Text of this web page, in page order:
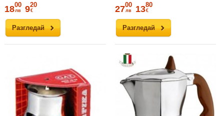
Разгледай
1800
лв 920
€
Разгледай
2700
лв 1380
€